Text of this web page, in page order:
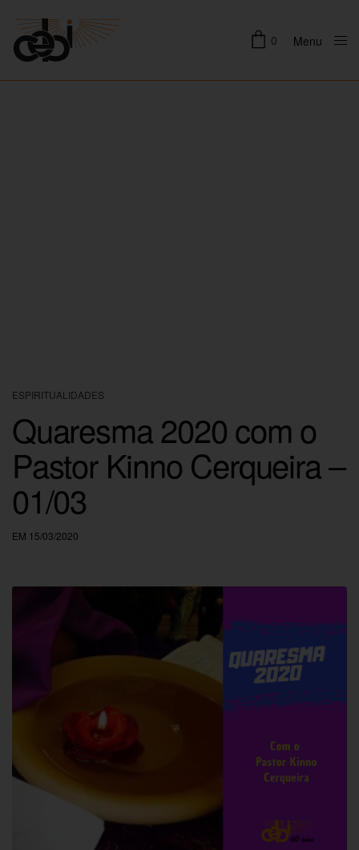
0 Menu
ESPIRITUALIDADES
Quaresma 2020 com o
Pastor Kinno Cerqueira –
01/03
EM 15/03/2020